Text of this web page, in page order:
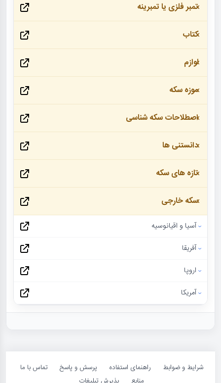
تمبر فلزی یا تمبرینه
کتاب
لوازم
موزه سکه
اصطلاحات سکه شناسی
دانستنی ها
تازه های سکه
سکه خارجی
آسیا و اقیانوسیه
آفریقا
اروپا
آمریکا
شرایط و ضوابط راهنمای استفاده پرسش و پاسخ
تماس با ما